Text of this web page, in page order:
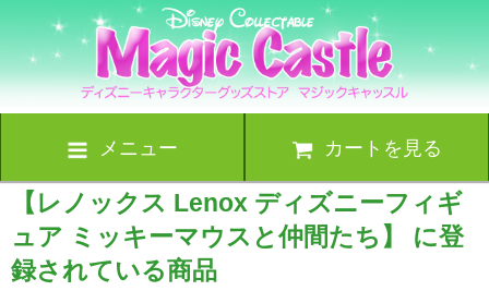
メニュー カートを見る
【レノックス Lenox ディズニーフィギ
ュア ミッキーマウスと仲間たち】 に登
録されている商品